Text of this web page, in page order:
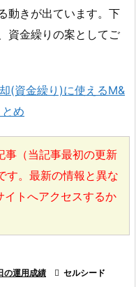
動きが出ています。下
資金繰りの案としてご
(資金繰り)に使えるM&
め
事（当記事最初の更新
す。最新の情報と異な
イトへアクセスするか
の運用成績  セルシード